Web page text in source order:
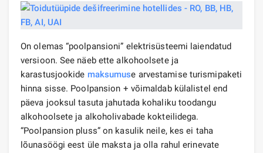
On olemas “poolpansioni” elektrisüsteemi laiendatud
versioon. See näeb ette alkohoolsete ja
karastusjookide maksumuse arvestamise turismipaketi
hinna sisse. Poolpansion + võimaldab külalistel end
päeva jooksul tasuta jahutada kohaliku toodangu
alkohoolsete ja alkoholivabade kokteilidega.
“Poolpansion pluss” on kasulik neile, kes ei taha
lõunasöögi eest üle maksta ja olla rahul erinevate